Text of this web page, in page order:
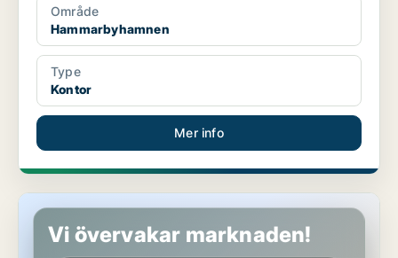
Område
Hammarbyhamnen
Type
Kontor
Mer info
Kontor i Hammarbyhamnen
Vi övervakar marknaden!